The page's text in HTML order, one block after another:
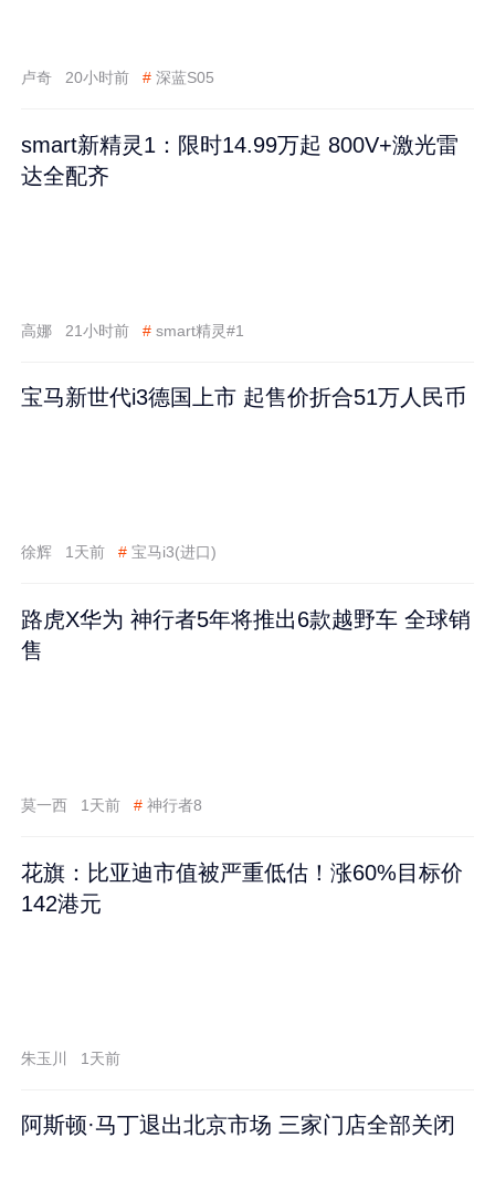
卢奇 20小时前 # 深蓝S05
smart新精灵1：限时14.99万起 800V+激光雷
达全配齐
高娜 21小时前 # smart精灵#1
宝马新世代i3德国上市 起售价折合51万人民币
徐辉 1天前 # 宝马i3(进口)
路虎X华为 神行者5年将推出6款越野车 全球销
售
莫一西 1天前 # 神行者8
花旗：比亚迪市值被严重低估！涨60%目标价
142港元
朱玉川 1天前
阿斯顿·马丁退出北京市场 三家门店全部关闭